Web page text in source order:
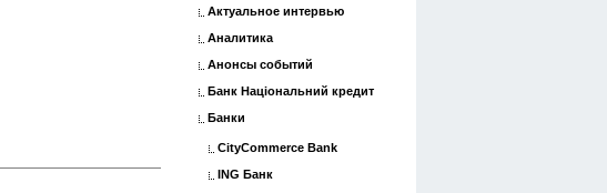
Актуальное интервью
Аналитика
Анонсы событий
Банк Національний кредит
Банки
CityCommerce Bank
ING Банк